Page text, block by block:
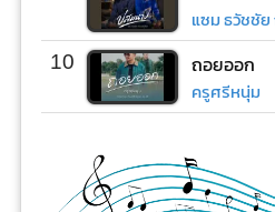
แซม ธวัชชัย
10 ถอยออก
ครูศรีหนุ่ม